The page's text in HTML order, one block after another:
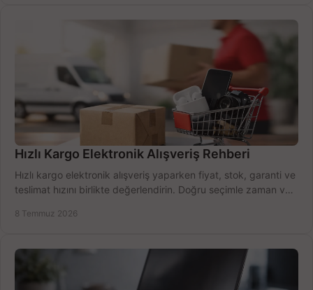
Hızlı Kargo Elektronik Alışveriş Rehberi
Hızlı kargo elektronik alışveriş yaparken fiyat, stok, garanti ve
teslimat hızını birlikte değerlendirin. Doğru seçimle zaman ve
8 Temmuz 2026